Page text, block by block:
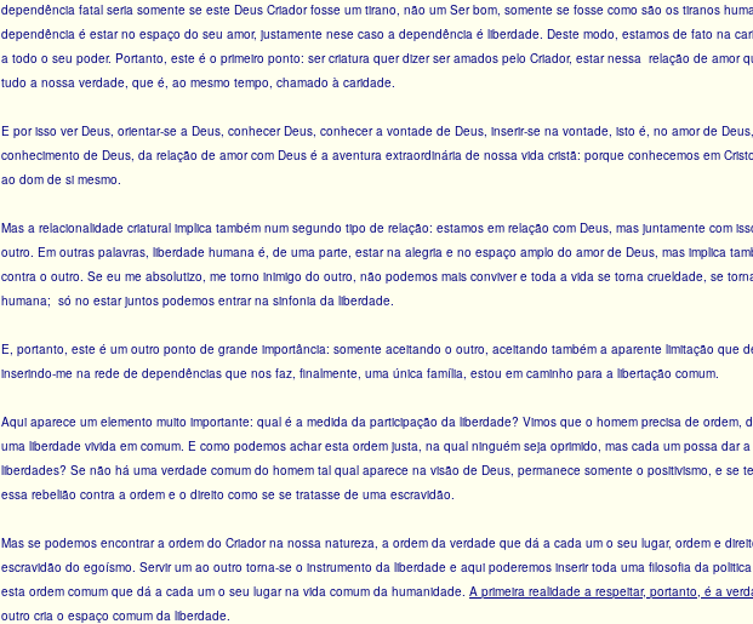
dependência fatal seria somente se este Deus Criador fosse um tirano, não um Ser bom, somente se fosse como são os tiranos
dependência é estar no espaço do seu amor, justamente nese caso a dependência é liberdade. Deste modo, estamos de fato na
a todo o seu poder. Portanto, este é o primeiro ponto: ser criatura quer dizer ser amados pelo Criador, estar nessa relação de amor
tudo a nossa verdade, que é, ao mesmo tempo, chamado à caridade.
E por isso ver Deus, orientar-se a Deus, conhecer Deus, conhecer a vontade de Deus, inserir-se na vontade, isto é, no amor de
conhecimento de Deus, da relação de amor com Deus é a aventura extraordinária de nossa vida cristã: porque conhecemos em
ao dom de si mesmo.
Mas a relacionalidade criatural implica também num segundo tipo de relação: estamos em relação com Deus, mas juntamente com
outro. Em outras palavras, liberdade humana é, de uma parte, estar na alegria e no espaço amplo do amor de Deus, mas implica
contra o outro. Se eu me absolutizo, me torno inimigo do outro, não podemos mais conviver e toda a vida se torna crueldade, se
humana; só no estar juntos podemos entrar na sinfonia da liberdade.
E, portanto, este é um outro ponto de grande importância: somente aceitando o outro, aceitando também a aparente limitação que
inserindo-me na rede de dependências que nos faz, finalmente, uma única família, estou em caminho para a libertação comum.
Aqui aparece um elemento muito importante: qual é a medida da participação da liberdade? Vimos que o homem precisa de
uma liberdade vivida em comum. E como podemos achar esta ordem justa, na qual ninguém seja oprimido, mas cada um possa dar
liberdades? Se não há uma verdade comum do homem tal qual aparece na visão de Deus, permanece somente o positivismo, e se
essa rebelião contra a ordem e o direito como se se tratasse de uma escravidão.
Mas se podemos encontrar a ordem do Criador na nossa natureza, a ordem da verdade que dá a cada um o seu lugar, ordem e
escravidão do egoísmo. Servir um ao outro torna-se o instrumento da liberdade e aqui poderemos inserir toda uma filosofia da
esta ordem comum que dá a cada um o seu lugar na vida comum da humanidade. A primeira realidade a respeitar, portanto, é a
outro cria o espaço comum da liberdade.